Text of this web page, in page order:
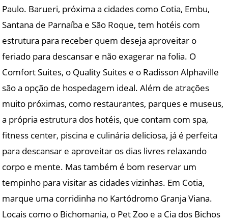
Paulo. Barueri, próxima a cidades como Cotia, Embu,
Santana de Parnaíba e São Roque, tem hotéis com
estrutura para receber quem deseja aproveitar o
feriado para descansar e não exagerar na folia. O
Comfort Suites, o Quality Suites e o Radisson Alphaville
são a opção de hospedagem ideal. Além de atrações
muito próximas, como restaurantes, parques e museus,
a própria estrutura dos hotéis, que contam com spa,
fitness center, piscina e culinária deliciosa, já é perfeita
para descansar e aproveitar os dias livres relaxando
corpo e mente. Mas também é bom reservar um
tempinho para visitar as cidades vizinhas. Em Cotia,
marque uma corridinha no Kartódromo Granja Viana.
Locais como o Bichomania, o Pet Zoo e a Cia dos Bichos